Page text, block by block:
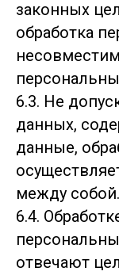
законных
обработка
6.3. Не
данных,
данные,
между собой.
6.4.
отвечают